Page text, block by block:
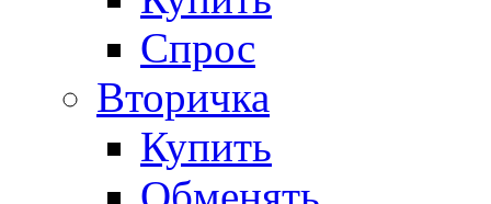
Спрос
Вторичка
Купить